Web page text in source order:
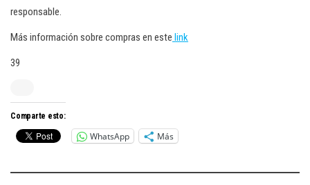
responsable.
Más información sobre compras en este link
39
Comparte esto:
WhatsApp Más